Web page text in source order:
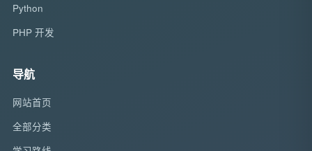
Python
PHP 开发
导航
网站首页
全部分类